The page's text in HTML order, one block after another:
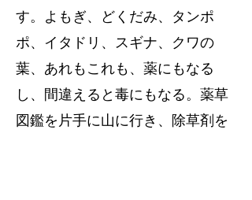
す。よもぎ、どくだみ、タンポ
ポ、イタドリ、スギナ、クワの
葉、あれもこれも、薬にもなる
し、間違えると毒にもなる。 薬草
図鑑を片手に山に行き、除草剤を